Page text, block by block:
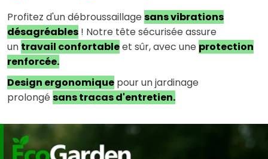
Profitez d'un débroussaillage sans vibrations
désagréables ! Notre tête sécurisée assure
un travail confortableet sûr, avec une protection
renforcée.
Design ergonomique pour un jardinage
prolongé sans tracas d'entretien.